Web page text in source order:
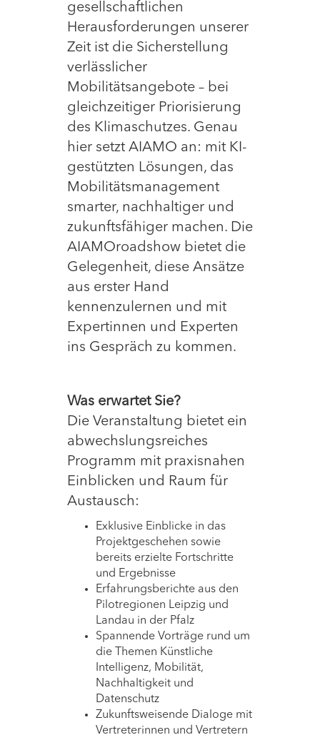
gesellschaftlichen
Herausforderungen unserer
Zeit ist die Sicherstellung
verlässlicher
Mobilitätsangebote – bei
gleichzeitiger Priorisierung
des Klimaschutzes. Genau
hier setzt AIAMO an: mit KI-
gestützten Lösungen, das
Mobilitätsmanagement
smarter, nachhaltiger und
zukunftsfähiger machen. Die
AIAMOroadshow bietet die
Gelegenheit, diese Ansätze
aus erster Hand
kennenzulernen und mit
Expertinnen und Experten
ins Gespräch zu kommen.
Was erwartet Sie?
Die Veranstaltung bietet ein
abwechslungsreiches
Programm mit praxisnahen
Einblicken und Raum für
Austausch:
Exklusive Einblicke in das
Projektgeschehen sowie
bereits erzielte Fortschritte
und Ergebnisse
Erfahrungsberichte aus den
Pilotregionen Leipzig und
Landau in der Pfalz
Spannende Vorträge rund um
die Themen Künstliche
Intelligenz, Mobilität,
Nachhaltigkeit und
Datenschutz
Zukunftsweisende Dialoge mit
Vertreterinnen und Vertretern